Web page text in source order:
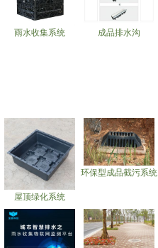
雨水收集系统 成品排水沟
屋顶绿化系统
环保型成品截污系统